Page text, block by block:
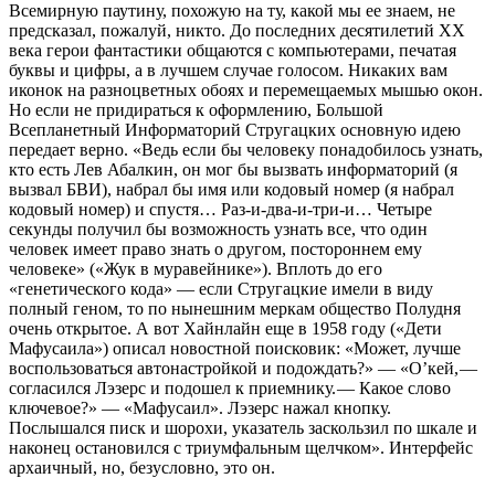
Всемирную паутину, похожую на ту, какой мы ее знаем, не
предсказал, пожалуй, никто. До последних десятилетий ХХ
века герои фантастики общаются с компьютерами, печатая
буквы и цифры, а в лучшем случае голосом. Никаких вам
иконок на разноцветных обоях и перемещаемых мышью окон.
Но если не придираться к оформлению, Большой
Всепланетный Информаторий Стругацких основную идею
передает верно. «Ведь если бы человеку понадобилось узнать,
кто есть Лев Абалкин, он мог бы вызвать информаторий (я
вызвал БВИ), набрал бы имя или кодовый номер (я набрал
кодовый номер) и спустя… Раз-и-два-и-три-и… Четыре
секунды получил бы возможность узнать все, что один
человек имеет право знать о другом, постороннем ему
человеке» («Жук в муравейнике»). Вплоть до его
«генетического кода» — ​если Стругацкие имели в виду
полный геном, то по нынешним меркам общество Полудня
очень открытое. А вот Хайнлайн еще в 1958 году («Дети
Мафусаила») описал новостной поисковик: «Может, лучше
воспользоваться автонастройкой и подождать?» — ​«О’кей, — ​
согласился Лэзерс и подошел к приемнику. — ​Какое слово
ключевое?» — ​«Мафусаил». Лэзерс нажал кнопку.
Послышался писк и шорохи, указатель заскользил по шкале и
наконец остановился с триумфальным щелчком». Интерфейс
архаичный, но, безусловно, это он.